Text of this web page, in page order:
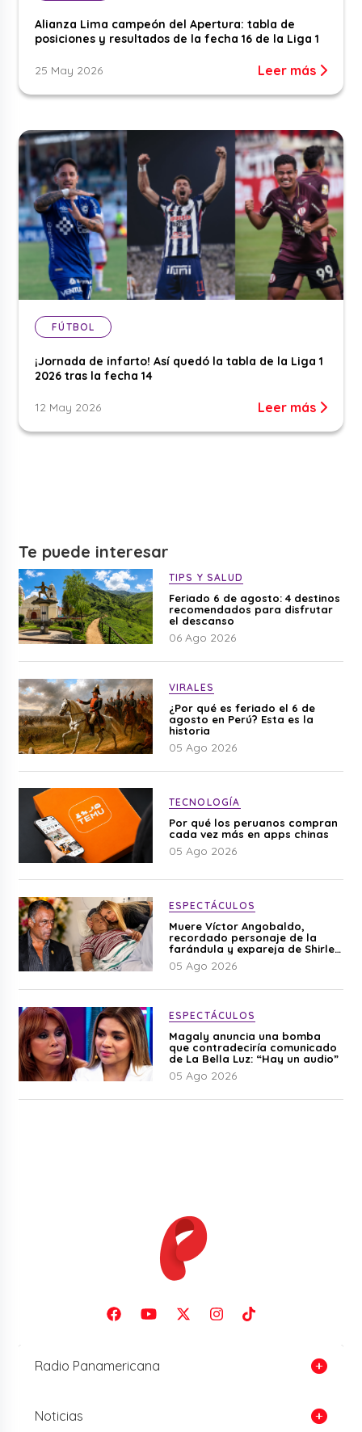
Alianza Lima campeón del Apertura: tabla de
posiciones y resultados de la fecha 16 de la Liga 1
25 May 2026 Leer más
FÚTBOL
¡Jornada de infarto! Así quedó la tabla de la Liga 1
2026 tras la fecha 14
12 May 2026 Leer más
Te puede interesar
TIPS Y SALUD
Feriado 6 de agosto: 4 destinos
recomendados para disfrutar
el descanso
06 Ago 2026
VIRALES
¿Por qué es feriado el 6 de
agosto en Perú? Esta es la
historia
05 Ago 2026
TECNOLOGÍA
Por qué los peruanos compran
cada vez más en apps chinas
05 Ago 2026
ESPECTÁCULOS
Muere Víctor Angobaldo,
recordado personaje de la
farándula y expareja de Shirley
Cherres
05 Ago 2026
ESPECTÁCULOS
Magaly anuncia una bomba
que contradeciría comunicado
de La Bella Luz: “Hay un audio”
05 Ago 2026
Radio Panamericana
Noticias